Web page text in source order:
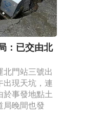
：已交由北
北門站三號出
出現天坑，連
於事發地點土
局晚間也發